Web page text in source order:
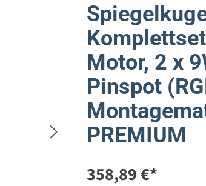
Motor, 2 x
Pinspot
PREMIUM
358,89 €*